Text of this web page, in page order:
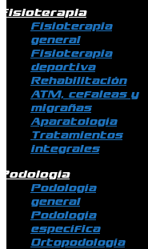
Fisioterapia
general
Fisioterapia
deportiva
Rehabilitación
ATM, cefaleas y
migrañas
Aparatología
Tratamientos
integrales
Podología
general
Podología
específica
Ortopodología